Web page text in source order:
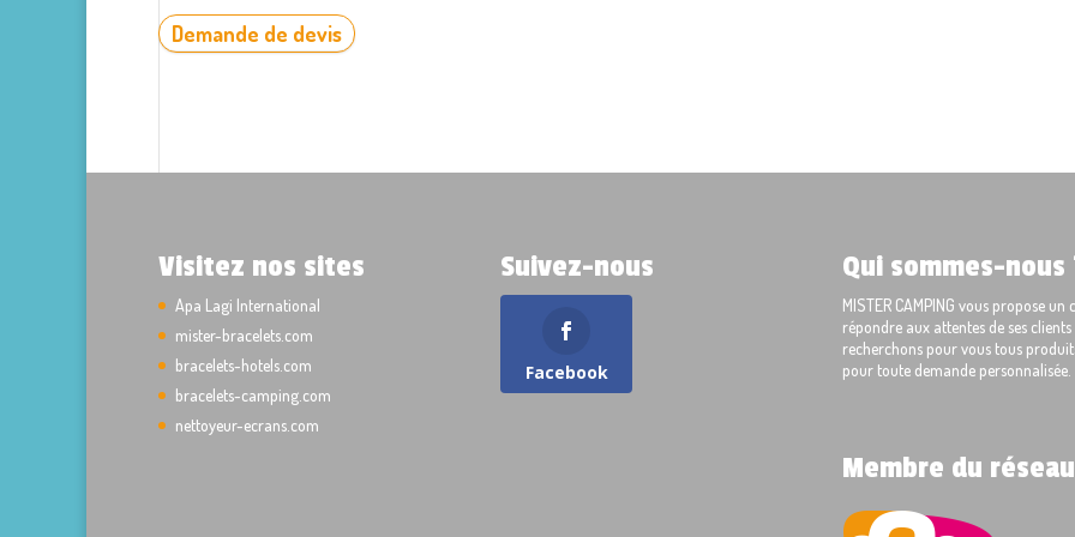
Demande de devis
Visitez nos sites
Apa Lagi International
mister-bracelets.com
bracelets-hotels.com
bracelets-camping.com
nettoyeur-ecrans.com
Suivez-nous
Facebook
Qui sommes-nous
MISTER CAMPING vous propose
répondre aux attentes de ses
recherchons pour vous tous
pour toute demande personnalisée.
Membre du réseau